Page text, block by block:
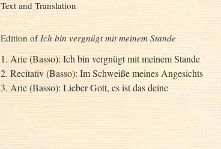
Text and Translation
Edition of Ich bin vergnügt mit meinem Stande
1. Arie (Basso): Ich bin vergnügt mit meinem Stande
2. Recitativ (Basso): Im Schweiße meines Angesichts
3. Arie (Basso): Lieber Gott, es ist das deine